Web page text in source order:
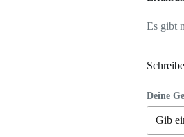
Es gibt
Deine